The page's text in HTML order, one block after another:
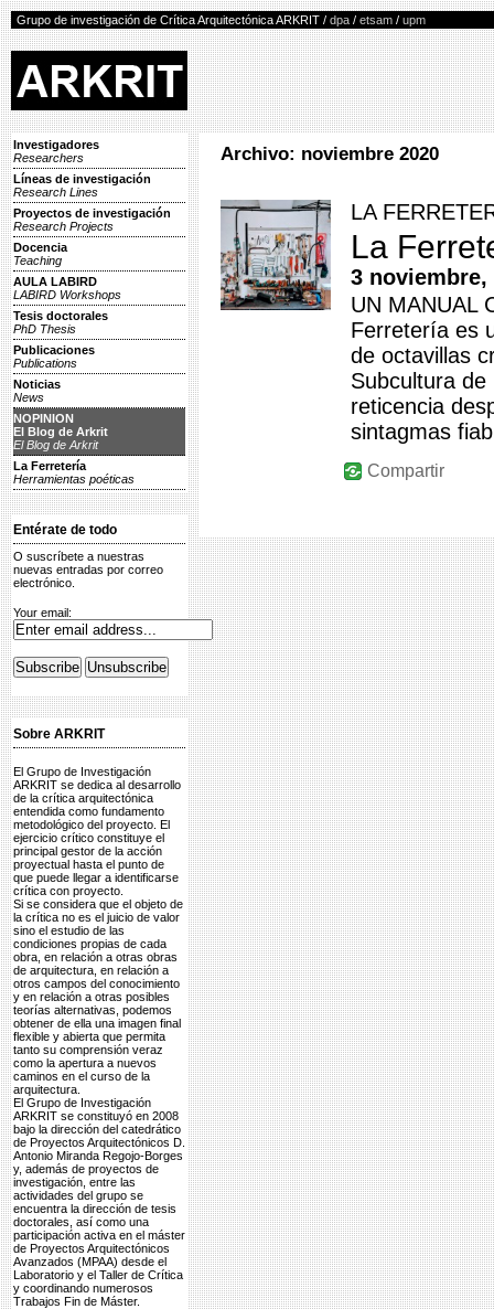
Grupo de investigación de Crítica Arquitectónica ARKRIT / dpa / etsam / upm
Investigadores
Researchers
Líneas de investigación
Research Lines
Proyectos de investigación
Research Projects
Docencia
Teaching
AULA LABIRD
LABIRD Workshops
Tesis doctorales
PhD Thesis
Publicaciones
Publications
Noticias
News
NOPINION
El Blog de Arkrit
El Blog de Arkrit
La Ferretería
Herramientas poéticas
Entérate de todo
O suscríbete a nuestras
nuevas entradas por correo
electrónico.
Your email:
Sobre ARKRIT
El Grupo de Investigación
ARKRIT se dedica al desarrollo
de la crítica arquitectónica
entendida como fundamento
metodológico del proyecto. El
ejercicio crítico constituye el
principal gestor de la acción
proyectual hasta el punto de
que puede llegar a identificarse
crítica con proyecto.
Si se considera que el objeto de
la crítica no es el juicio de valor
sino el estudio de las
condiciones propias de cada
obra, en relación a otras obras
de arquitectura, en relación a
otros campos del conocimiento
y en relación a otras posibles
teorías alternativas, podemos
obtener de ella una imagen final
flexible y abierta que permita
tanto su comprensión veraz
como la apertura a nuevos
caminos en el curso de la
arquitectura.
El Grupo de Investigación
ARKRIT se constituyó en 2008
bajo la dirección del catedrático
de Proyectos Arquitectónicos D.
Antonio Miranda Regojo-Borges
y, además de proyectos de
investigación, entre las
actividades del grupo se
encuentra la dirección de tesis
doctorales, así como una
participación activa en el máster
de Proyectos Arquitectónicos
Avanzados (MPAA) desde el
Laboratorio y el Taller de Crítica
y coordinando numerosos
Trabajos Fin de Máster.
Archivo: noviembre 2020
LA
La
3 noviembre,
UN MANUAL
Ferretería es
de octavillas
Subcultura de
reticencia
sintagmas
Compartir